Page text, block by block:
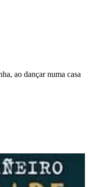
ao dançar numa casa